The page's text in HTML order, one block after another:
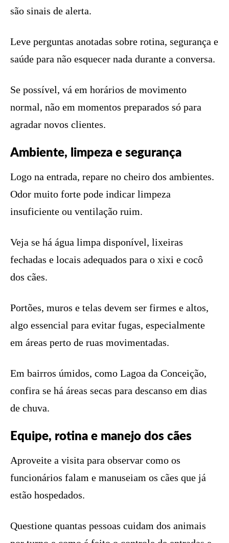
são sinais de alerta.
Leve perguntas anotadas sobre rotina, segurança e
saúde para não esquecer nada durante a conversa.
Se possível, vá em horários de movimento
normal, não em momentos preparados só para
agradar novos clientes.
Ambiente, limpeza e segurança
Logo na entrada, repare no cheiro dos ambientes.
Odor muito forte pode indicar limpeza
insuficiente ou ventilação ruim.
Veja se há água limpa disponível, lixeiras
fechadas e locais adequados para o xixi e cocô
dos cães.
Portões, muros e telas devem ser firmes e altos,
algo essencial para evitar fugas, especialmente
em áreas perto de ruas movimentadas.
Em bairros úmidos, como Lagoa da Conceição,
confira se há áreas secas para descanso em dias
de chuva.
Equipe, rotina e manejo dos cães
Aproveite a visita para observar como os
funcionários falam e manuseiam os cães que já
estão hospedados.
Questione quantas pessoas cuidam dos animais